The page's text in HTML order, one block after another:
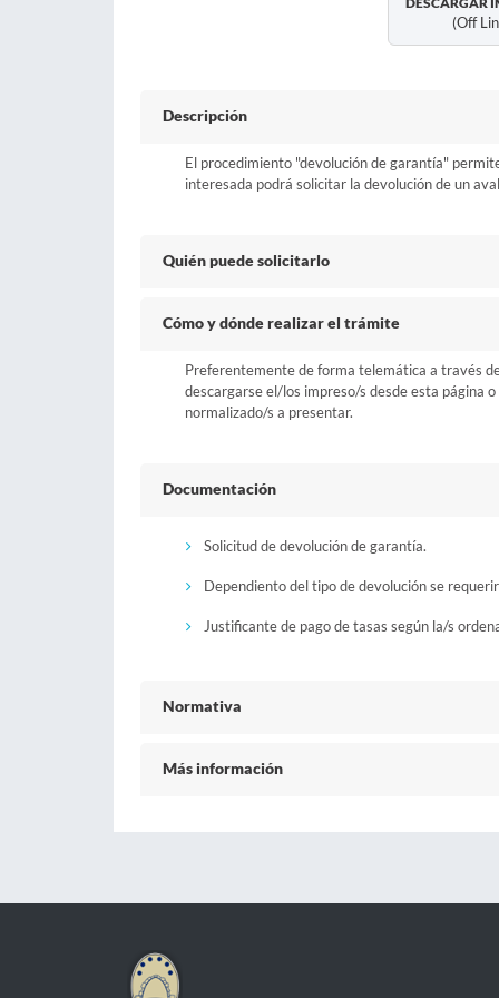
(off
Descripción
El procedimiento "devolución de garantía"
interesada podrá solicitar la devolución de un
Quién puede solicitarlo
Cómo y dónde realizar el trámite
Preferentemente de forma telemática a través
descargarse el/los impreso/s desde esta página
normalizado/s a presentar.
Documentación
Solicitud de devolución de garantía.
Dependiento del tipo de devolución se
Justificante de pago de tasas según la/s
Normativa
Más información